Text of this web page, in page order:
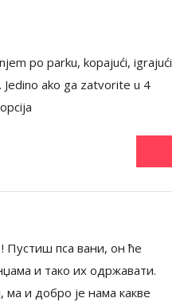
po parku, kopajući, igrajući
ako ga zatvorite u 4
Пустиш пса вани, он ће
и тако их одржавати.
ма и добро је нама какве